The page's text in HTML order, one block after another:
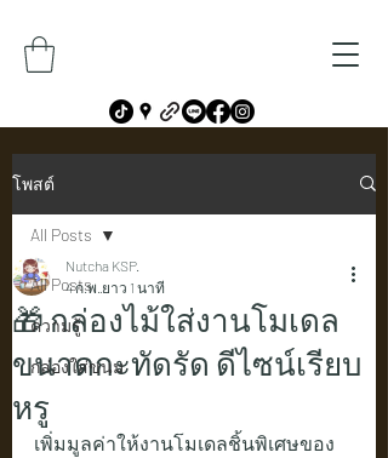
โพสต์
All Posts
ความรู้
กล่องใส่ขนม
All Posts
🎁 กล่องไม้ใส่งานโมเดล
ขนาดกะทัดรัด ดีไซน์เรียบ
หรู
Nutcha KSP.
4 ก.พ. ยาว 1 นาที
เพิ่มมูลค่าให้งานโมเดลชิ้นพิเศษของ